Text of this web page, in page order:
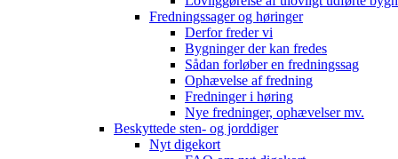
Fredningssager og høringer
Derfor freder vi
Bygninger der kan fredes
Sådan forløber en fredningssag
Ophævelse af fredning
Fredninger i høring
Nye fredninger, ophævelser mv.
Beskyttede sten- og jorddiger
Nyt digekort